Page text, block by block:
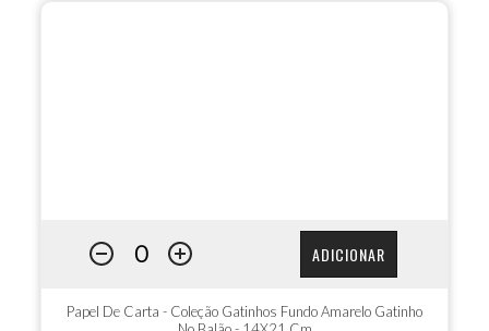
ADICIONAR
Papel De Carta - Coleção Gatinhos Fundo Amarelo Gatinho